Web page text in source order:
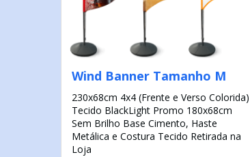
Wind Banner Tamanho M
230x68cm 4x4 (Frente e Verso Colorida)
Tecido BlackLight Promo 180x68cm
Sem Brilho Base Cimento, Haste
Metálica e Costura Tecido Retirada na
Loja